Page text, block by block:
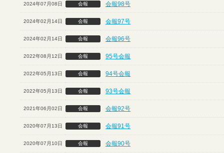
2024年07月08日 会報 会報98号
2024年02月14日 会報 会報97号
2024年02月14日 会報 会報96号
2022年08月12日 会報 95号会報
2022年05月13日 会報 94号会報
2022年05月13日 会報 93号会報
2021年06月02日 会報 会報92号
2020年07月13日 会報 会報91号
2020年07月10日 会報 会報90号